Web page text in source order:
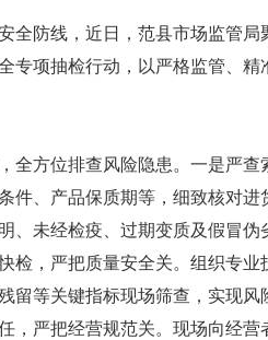
防线，近日，范县市场监管局
专项抽检行动，以严格监管、精
方位排查风险隐患。一是严查
件、产品保质期等，细致核对进
、未经检疫、过期变质及假冒伪
检，严把质量安全关。组织专业
留等关键指标现场筛查，实现风
，严把经营规范关。现场向经营